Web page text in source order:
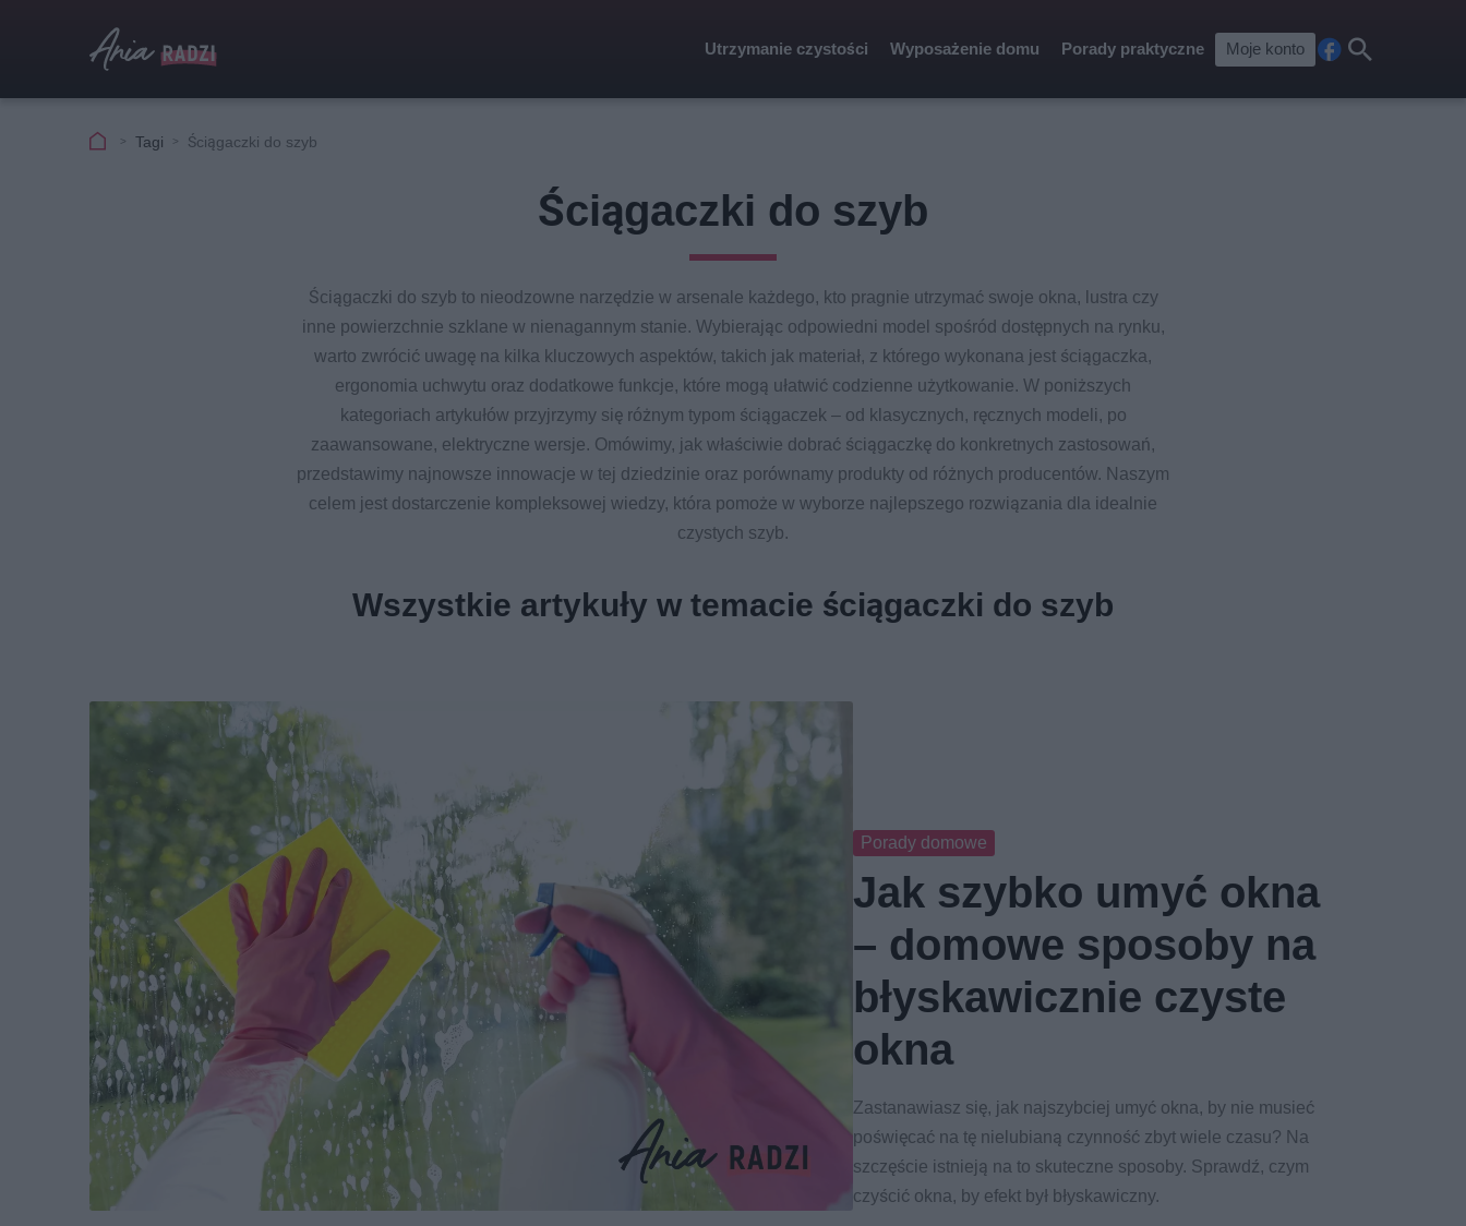
Utrzymanie czystości Wyposażenie domu Porady praktyczne Moje konto
cebkaj
Tagi Ściągaczki do szyb
Ściągaczki do szyb
Ściągaczki do szyb to nieodzowne narzędzie w arsenale każdego, kto pragnie utrzymać swoje okna, lustra czy
inne powierzchnie szklane w nienagannym stanie. Wybierając odpowiedni model spośród dostępnych na rynku,
warto zwrócić uwagę na kilka kluczowych aspektów, takich jak materiał, z którego wykonana jest ściągaczka,
ergonomia uchwytu oraz dodatkowe funkcje, które mogą ułatwić codzienne użytkowanie. W poniższych
kategoriach artykułów przyjrzymy się różnym typom ściągaczek – od klasycznych, ręcznych modeli, po
zaawansowane, elektryczne wersje. Omówimy, jak właściwie dobrać ściągaczkę do konkretnych zastosowań,
przedstawimy najnowsze innowacje w tej dziedzinie oraz porównamy produkty od różnych producentów. Naszym
celem jest dostarczenie kompleksowej wiedzy, która pomoże w wyborze najlepszego rozwiązania dla idealnie
czystych szyb.
Wszystkie artykuły w temacie ściągaczki do szyb
Porady domowe
Jak szybko umyć okna
– domowe sposoby na
błyskawicznie czyste
okna
Zastanawiasz się, jak najszybciej umyć okna, by nie musieć
poświęcać na tę nielubianą czynność zbyt wiele czasu? Na
szczęście istnieją na to skuteczne sposoby. Sprawdź, czym
czyścić okna, by efekt był błyskawiczny.